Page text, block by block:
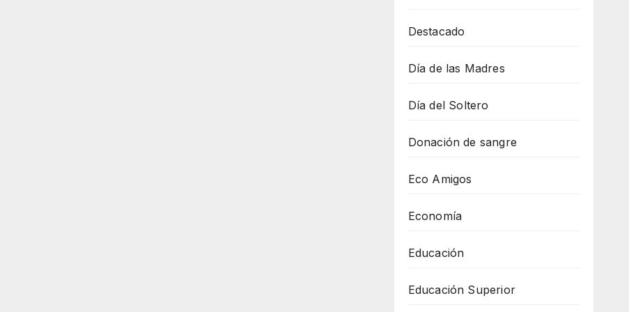
Destacado
Día de las Madres
Día del Soltero
Donación de sangre
Eco Amigos
Economía
Educación
Educación Superior